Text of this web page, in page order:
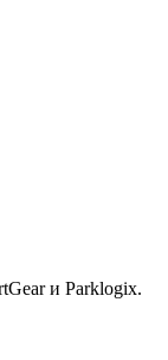
и Parklogix.